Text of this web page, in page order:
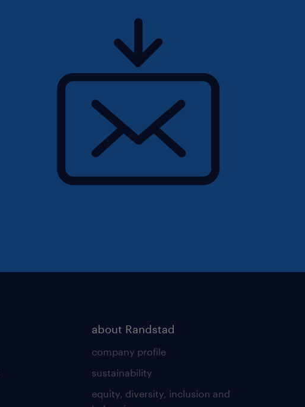
about Randstad
company profile
sustainability
equity, diversity, inclusion and